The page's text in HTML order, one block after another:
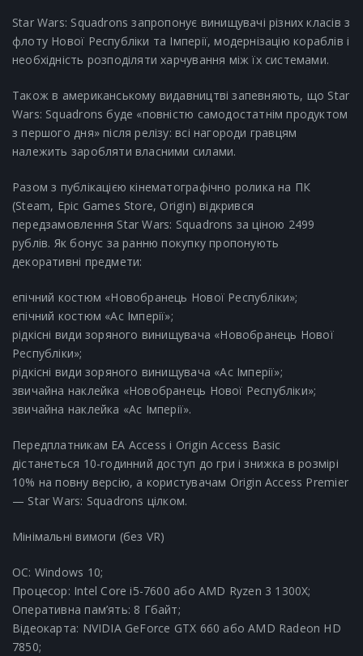
Star Wars: Squadrons запропонує винищувачі різних класів з
флоту Нової Республіки та Імперії, модернізацію кораблів і
необхідність розподіляти харчування між їх системами.
Також в американському видавництві запевняють, що Star
Wars: Squadrons буде «повністю самодостатнім продуктом
з першого дня» після релізу: всі нагороди гравцям
належить заробляти власними силами.
Разом з публікацією кінематографічно ролика на ПК
(Steam, Epic Games Store, Origin) відкрився
передзамовлення Star Wars: Squadrons за ціною 2499
рублів. Як бонус за ранню покупку пропонують
декоративні предмети:
епічний костюм «Новобранець Нової Республіки»;
епічний костюм «Ас Імперії»;
рідкісні види зоряного винищувача «Новобранець Нової
Республіки»;
рідкісні види зоряного винищувача «Ас Імперії»;
звичайна наклейка «Новобранець Нової Республіки»;
звичайна наклейка «Ас Імперії».
Передплатникам EA Access і Origin Access Basic
дістанеться 10-годинний доступ до гри і знижка в розмірі
10% на повну версію, а користувачам Origin Access Premier
— Star Wars: Squadrons цілком.
Мінімальні вимоги (без VR)
ОС: Windows 10;
Процесор: Intel Core i5-7600 або AMD Ryzen 3 1300X;
Оперативна пам’ять: 8 Гбайт;
Відеокарта: NVIDIA GeForce GTX 660 або AMD Radeon HD
7850;